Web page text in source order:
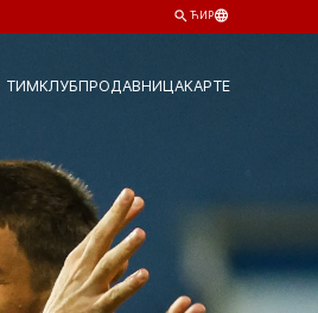
ЋИР
ТИМКЛУБПРОДАВНИЦАКАРТЕ